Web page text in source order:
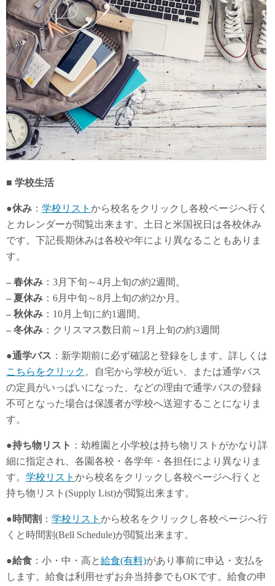
■ 学校生活
●休み ： 学校リスト から校名をクリックし各校ページへ行く
とカレンダーが閲覧出来ます。土日と米国祝日は各校休み
です。下記長期休みは各校や年により異なることもありま
す。
– 春休み ：3月下旬～4月上旬の約2週間。
– 夏休み ：6月中旬～8月上旬の約2か月。
– 秋休み ：10月上旬に約1週間。
– 冬休み ：クリスマス数日前～1月上旬の約3週間
●通学バス ：新学期前に必ず確認と登録をします。詳しくは
こちらをクリック 。自宅から学校が近い、または通学バス
の定員がいっぱいになった、などの理由で通学バスの登録
不可となった場合は保護者が学校へ送迎することになりま
す。
●持ち物リスト ：幼稚園と小学校は持ち物リストがかなり詳
細に指定され、各園各校・各学年・各担任により異なりま
す。 学校リスト から校名をクリックし各校ページへ行くと
持ち物リスト(Supply List)が閲覧出来ます。
●時間割 ： 学校リスト から校名をクリックし各校ページへ行
くと時間割(Bell Schedule)が閲覧出来ます。
●給食 ：小・中・高と給食(有料)があり事前に申込・支払を
します。給食は利用せずお弁当持参でもOKです。給食の申